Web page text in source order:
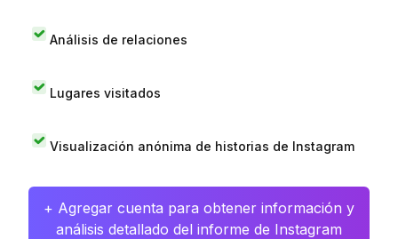
Análisis de relaciones
Lugares visitados
Visualización anónima de historias de Instagram
+ Agregar cuenta para obtener información y
análisis detallado del informe de Instagram